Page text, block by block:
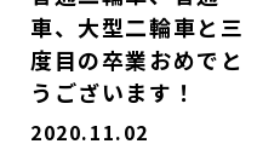
車、大型二輪車と三
度目の卒業おめでと
うございます！
2020.11.02